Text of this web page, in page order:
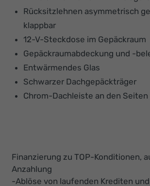
Rücksitzlehnen asymmetrisch
klappbar
12-V-Steckdose im Gepäckraum
Gepäckraumabdeckung und -
Entwärmendes Glas
Schwarzer Dachgepäckträger
Chrom-Dachleiste an den Seiten
Finanzierung zu TOP-Konditionen,
Anzahlung
-Ablöse von laufenden Krediten